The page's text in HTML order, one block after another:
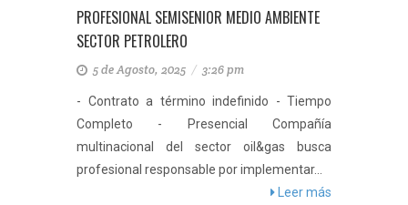
PROFESIONAL SEMISENIOR MEDIO AMBIENTE
SECTOR PETROLERO
5 de Agosto, 2025 / 3:26 pm
- Contrato a término indefinido - Tiempo
Completo - Presencial Compañía
multinacional del sector oil&gas busca
profesional responsable por implementar...
Leer más